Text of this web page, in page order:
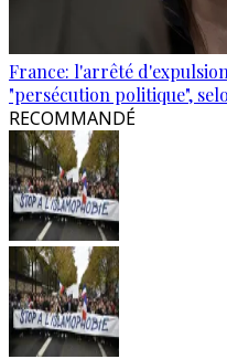
France: l'arrêté
"persécution politique",
RECOMMANDÉ